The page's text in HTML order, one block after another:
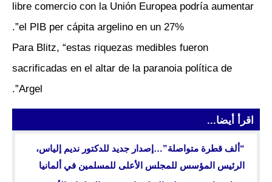
libre comercio con la Unión Europea podría aumentar
el PIB per cápita argelino en un 27%”.
Para Blitz, “estas riquezas medibles fueron
sacrificadas en el altar de la paranoia política de
Argel”.
اقرأ أيضا...
“ألف قطرة متواصلة”…إصدار جديد للدكتور نديم إلياس،
الرئيس المؤسس للمجلس الأعلى للمسلمين في ألمانيا